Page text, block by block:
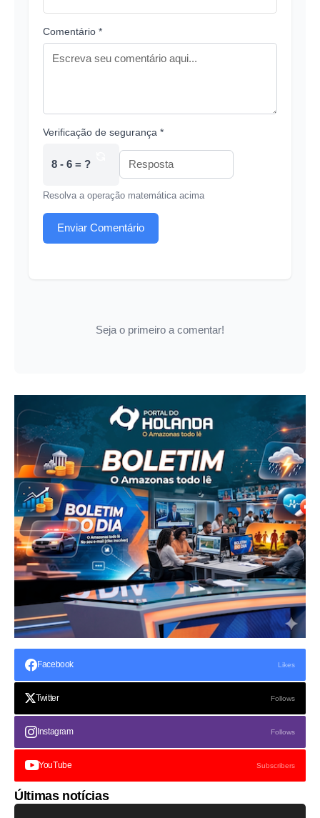
Comentário *
Verificação de segurança *
8 - 6 = ?
Resolva a operação matemática acima
Enviar Comentário
Seja o primeiro a comentar!
Facebook Likes
Twitter Follows
Instagram Follows
YouTube Subscribers
Últimas notícias